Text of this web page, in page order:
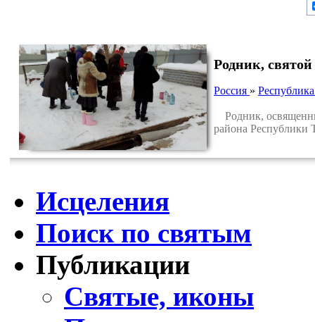
Родник,
Россия »
Родник,
района Республики
Исцеления
Поиск по святым
Публикации
Святые, иконы